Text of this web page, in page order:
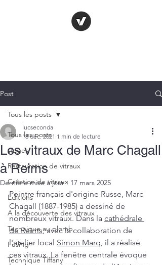
Post
Tous les posts
stages
Restauration de vitraux
Création de vitraux
Editions
A la découverte des vitraux
Technique au plomb
Fusing
Technique Tiffany
Tous les posts
Les vitraux de Marc Chagall
à Reims
lucseconda
18 déc. 2021 1 min de lecture
Dernière mise à jour : 17 mars 2025
Peintre français d'origine Russe, Marc
Chagall (1887-1985) a dessiné de
nombreux vitraux. Dans la cathédrale
de Reims, avec la collaboration de
l'atelier local Simon Marq, il a réalisé
ces vitraux. La fenêtre centrale évoque